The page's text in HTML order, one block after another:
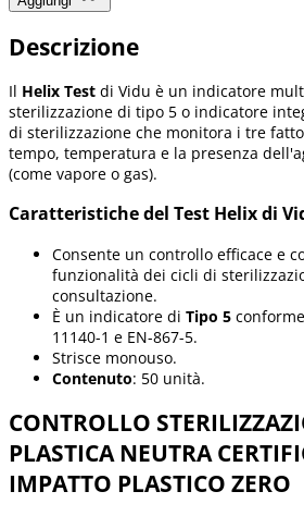
Descrizione
Il Helix Test di Vidu è un indicatore
sterilizzazione di tipo 5 o indicatore
di sterilizzazione che monitora i tre
tempo, temperatura e la presenza
(come vapore o gas).
Caratteristiche del Test Helix di
Consente un controllo efficace e
funzionalità dei cicli di
consultazione.
È un indicatore di Tipo 5
11140-1 e EN-867-5.
Strisce monouso.
Contenuto: 50 unità.
CONTROLLO
PLASTICA NEUTRA
IMPATTO PLASTICO ZERO